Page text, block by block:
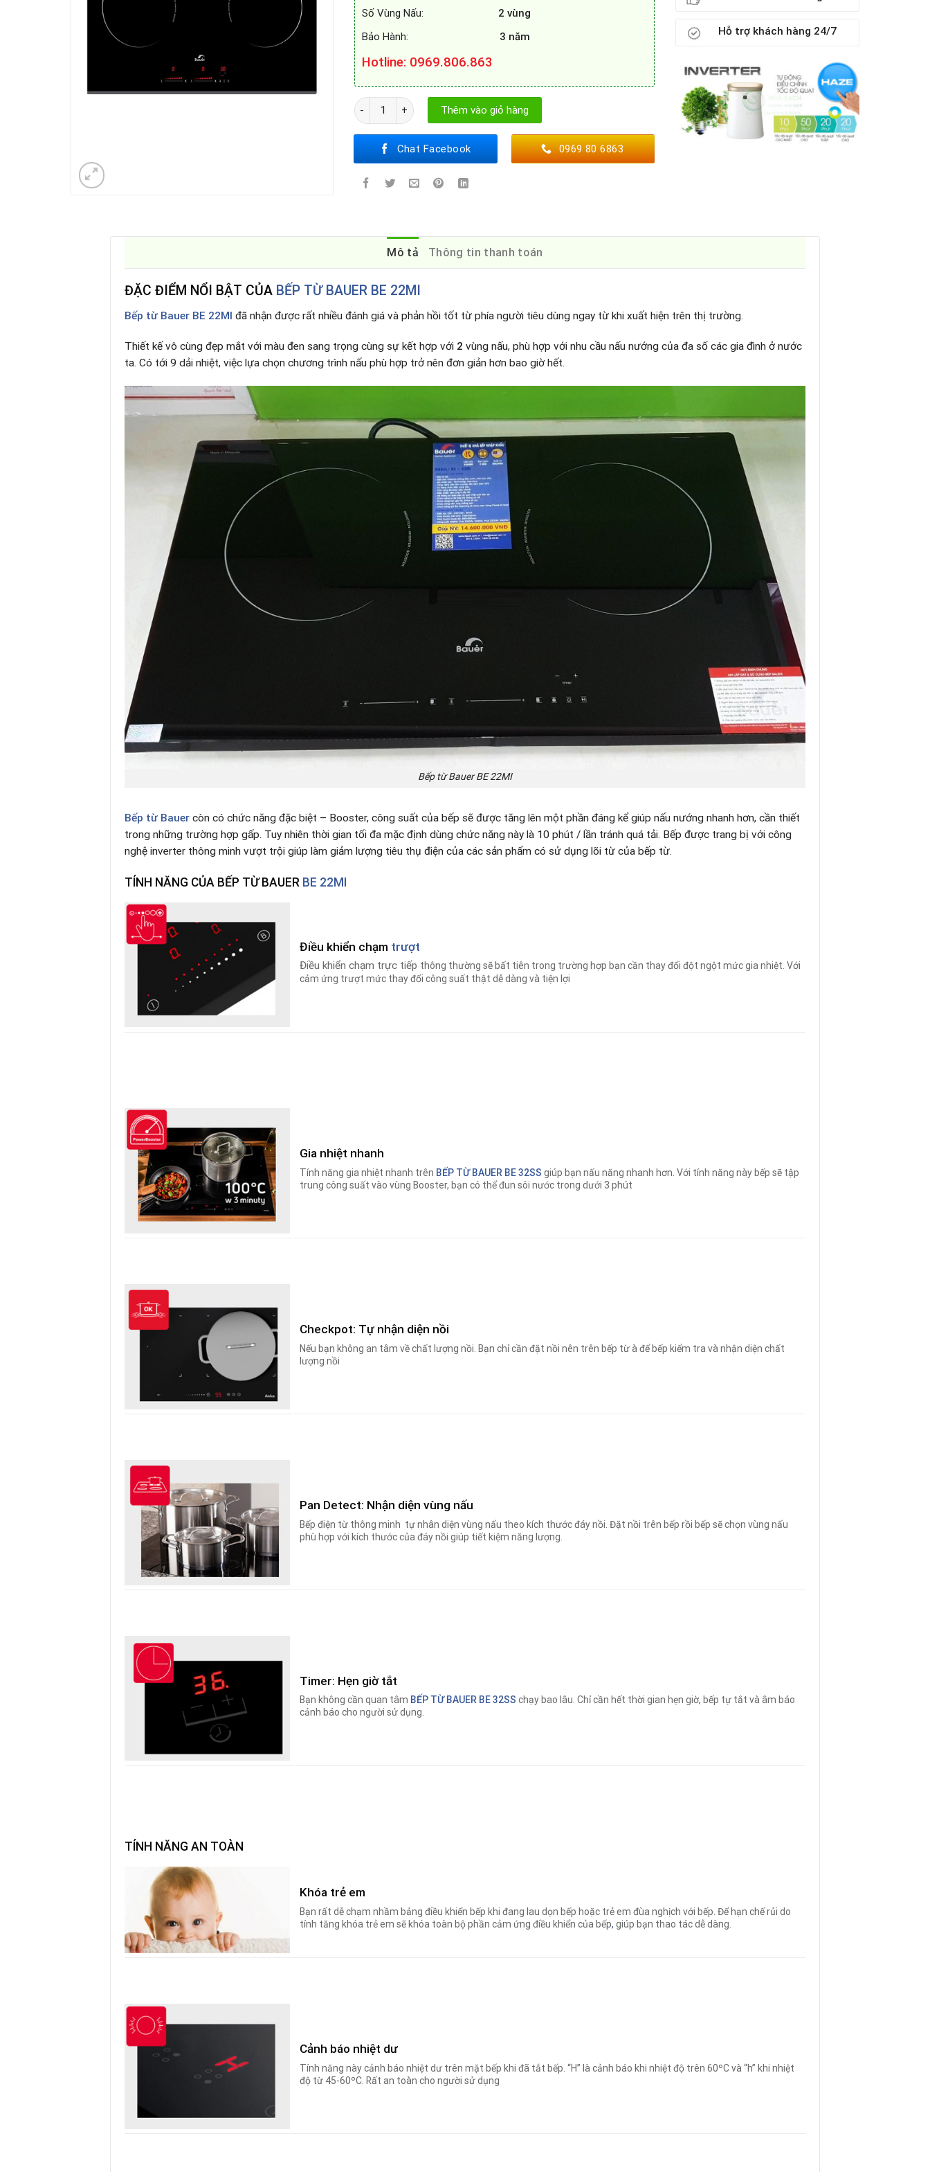
Số Vùng Nấu: 2 vùng
Bảo Hành: 3 năm
Hotline: 0969.806.863
BẾP TỪ BAUER BE 22MI số lượng
Thêm vào giỏ hàng
Chat Facebook 0969 80 6863
Hỗ trợ khách hàng 24/7
Mô tả Thông tin thanh toán
ĐẶC ĐIỂM NỔI BẬT CỦA BẾP TỪ BAUER BE 22MI
Bếp từ Bauer BE 22MI đã nhận được rất nhiều đánh giá và phản hồi tốt từ phía người tiêu dùng ngay từ khi xuất hiện trên thị trường.
Thiết kế vô cùng đẹp mắt với màu đen sang trọng cùng sự kết hợp với 2 vùng nấu, phù hợp với nhu cầu nấu nướng của đa số các gia đình ở nước
ta. Có tới 9 dải nhiệt, việc lựa chọn chương trình nấu phù hợp trở nên đơn giản hơn bao giờ hết.
Bếp từ Bauer BE 22MI
Bếp từ Bauer còn có chức năng đặc biệt – Booster, công suất của bếp sẽ được tăng lên một phần đáng kể giúp nấu nướng nhanh hơn, cần thiết
trong những trường hợp gấp. Tuy nhiên thời gian tối đa mặc định dùng chức năng này là 10 phút / lần tránh quá tải. Bếp được trang bị với công
nghệ inverter thông minh vượt trội giúp làm giảm lượng tiêu thụ điện của các sản phẩm có sử dụng lõi từ của bếp từ.
TÍNH NĂNG CỦA BẾP TỪ BAUER BE 22MI
Điều khiển chạm trượt
Điều khiển chạm trực tiếp thông thường sẽ bất tiên trong trường hợp bạn cần thay đổi đột ngột mức gia nhiệt. Với
cảm ứng trượt mức thay đổi công suất thật dễ dàng và tiện lợi
Gia nhiệt nhanh
Tính năng gia nhiệt nhanh trên BẾP TỪ BAUER BE 32SS giúp bạn nấu năng nhanh hơn. Với tính năng này bếp sẽ tập
trung công suất vào vùng Booster, bạn có thể đun sôi nước trong dưới 3 phút
Checkpot: Tự nhận diện nồi
Nếu bạn không an tâm về chất lượng nồi Bạn chỉ cần đặt nồi nên trên bếp từ à để bếp kiểm tra và nhận diện chất
lượng nồi
Pan Detect: Nhận diện vùng nấu
Bếp điện từ thông minh tự nhân diện vùng nấu theo kích thước đáy nồi. Đặt nồi trên bếp rồi bếp sẽ chọn vùng nấu
phù hợp với kích thước của đáy nồi giúp tiết kiệm năng lượng.
Timer: Hẹn giờ tắt
Bạn không cần quan tâm BẾP TỪ BAUER BE 32SS chạy bao lâu. Chỉ cần hết thời gian hẹn giờ, bếp tự tắt và âm báo
cảnh báo cho người sử dụng.
TÍNH NĂNG AN TOÀN
Khóa trẻ em
Bạn rất dễ chạm nhầm bảng điều khiển bếp khi đang lau dọn bếp hoặc trẻ em đùa nghịch với bếp. Để hạn chế rủi do
tính tăng khóa trẻ em sẽ khóa toàn bộ phần cảm ứng điều khiển của bếp, giúp bạn thao tác dễ dàng.
Cảnh báo nhiệt dư
Tính năng này cảnh báo nhiệt dư trên mặt bếp khi đã tắt bếp. “H” là cảnh báo khi nhiệt độ trên 60ºC và “h” khi nhiệt
độ từ 45-60ºC. Rất an toàn cho người sử dụng